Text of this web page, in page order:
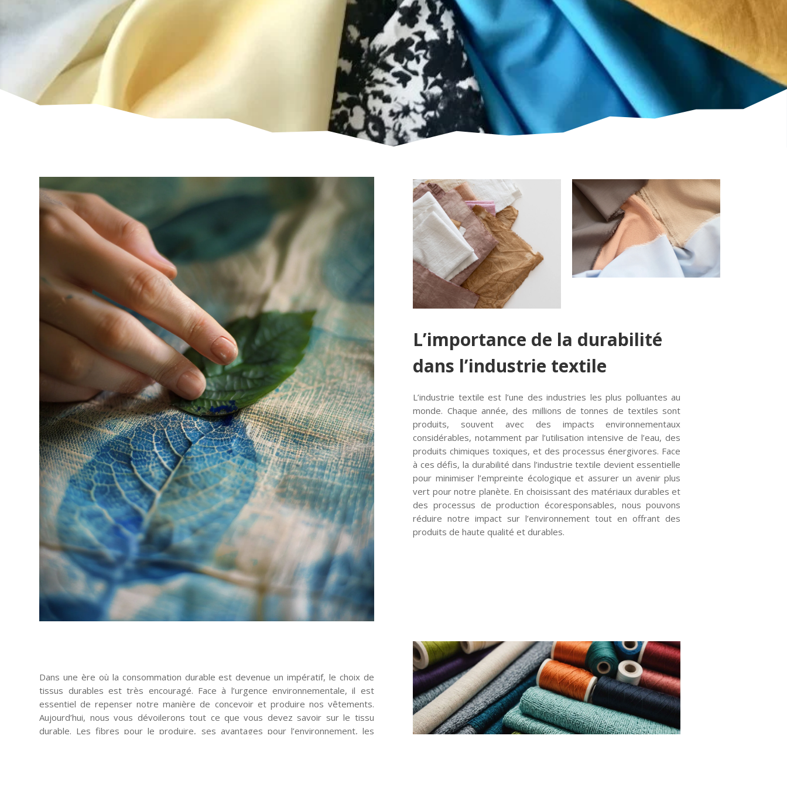
L’importance de la durabilité
dans l’industrie textile
L’industrie textile est l’une des industries les plus polluantes au
monde. Chaque année, des millions de tonnes de textiles sont
produits, souvent avec des impacts environnementaux
considérables, notamment par l’utilisation intensive de l’eau, des
produits chimiques toxiques, et des processus énergivores. Face
à ces défis, la durabilité dans l’industrie textile devient essentielle
pour minimiser l’empreinte écologique et assurer un avenir plus
vert pour notre planète. En choisissant des matériaux durables et
des processus de production écoresponsables, nous pouvons
réduire notre impact sur l’environnement tout en offrant des
produits de haute qualité et durables.
Dans une ère où la consommation durable est devenue un impératif, le choix de
tissus durables est très encouragé. Face à l’urgence environnementale, il est
essentiel de repenser notre manière de concevoir et produire nos vêtements.
Aujourd’hui, nous vous dévoilerons tout ce que vous devez savoir sur le tissu
durable. Les fibres pour le produire, ses avantages pour l’environnement, les